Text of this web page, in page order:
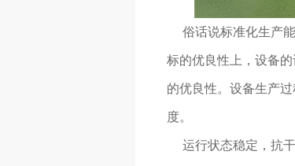
俗话说标准化生产能
标的优良性上，设备
的优良性。设备生产
度。
运行状态稳定，抗干